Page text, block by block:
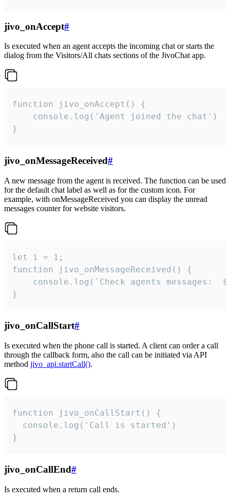
jivo_onAccept#
Is executed when an agent accepts the incoming chat or starts the
dialog from the Visitors/All chats sections of the JivoChat app.
function jivo_onAccept() {
}
jivo_onMessageReceived#
A new message from the agent is received. The function can be used
for the default chat label as well as for the custom icon. For
example, with onMessageReceived you can display the unread
messages counter for website visitors.
let i = 1;
function jivo_onMessageReceived() {
}
jivo_onCallStart#
Is executed when the phone call is started. A client can order a call
through the callback form, also the call can be initiated via API
method jivo_api.startCall().
function jivo_onCallStart() {
  console.log('Call is started')
}
jivo_onCallEnd#
Is executed when a return call ends.